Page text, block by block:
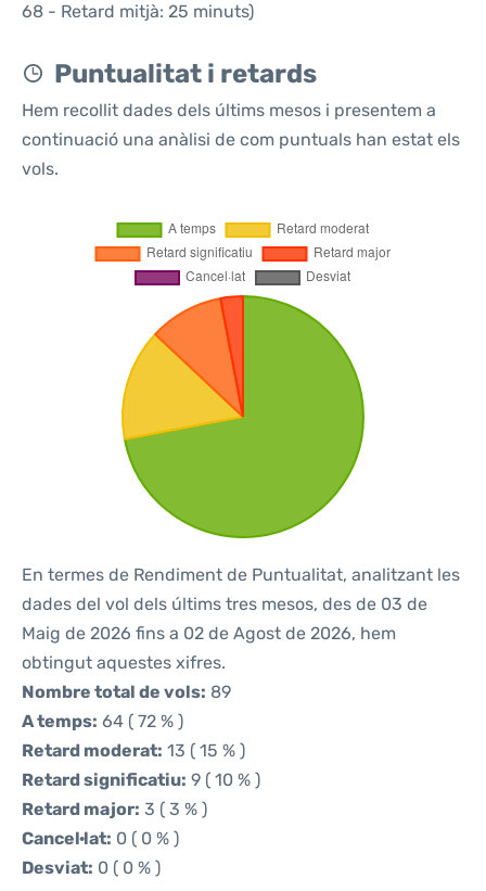
68 - Retard mitjà: 25 minuts)
Puntualitat i retards
Hem recollit dades dels últims mesos i presentem a
continuació una anàlisi de com puntuals han estat els
vols.
En termes de Rendiment de Puntualitat, analitzant les
dades del vol dels últims tres mesos, des de 03 de
Maig de 2026 fins a 02 de Agost de 2026, hem
obtingut aquestes xifres.
Nombre total de vols: 89
A temps: 64 ( 72 % )
Retard moderat: 13 ( 15 % )
Retard significatiu: 9 ( 10 % )
Retard major: 3 ( 3 % )
Cancel·lat: 0 ( 0 % )
Desviat: 0 ( 0 % )